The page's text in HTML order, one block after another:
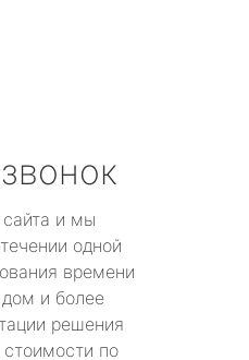
и мы
одной
времени
и более
решения
по